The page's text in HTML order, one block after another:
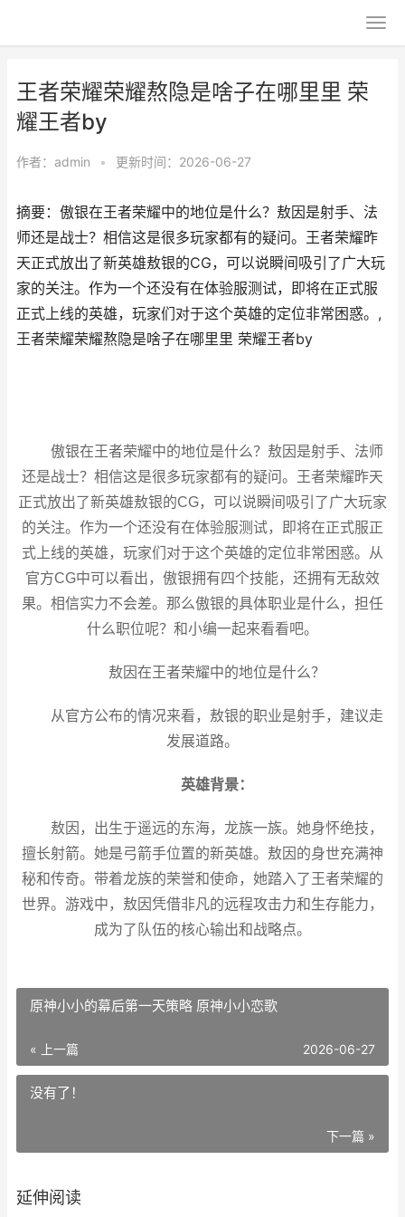
王者荣耀荣耀熬隐是啥子在哪里里 荣
耀王者by
作者： admin • 更新时间：2026-06-27
摘要：傲银在王者荣耀中的地位是什么？敖因是射手、法
师还是战士？相信这是很多玩家都有的疑问。王者荣耀昨
天正式放出了新英雄敖银的CG，可以说瞬间吸引了广大玩
家的关注。作为一个还没有在体验服测试，即将在正式服
正式上线的英雄，玩家们对于这个英雄的定位非常困惑。,
王者荣耀荣耀熬隐是啥子在哪里里 荣耀王者by
傲银在王者荣耀中的地位是什么？敖因是射手、法师
还是战士？相信这是很多玩家都有的疑问。王者荣耀昨天
正式放出了新英雄敖银的CG，可以说瞬间吸引了广大玩家
的关注。作为一个还没有在体验服测试，即将在正式服正
式上线的英雄，玩家们对于这个英雄的定位非常困惑。从
官方CG中可以看出，傲银拥有四个技能，还拥有无敌效
果。相信实力不会差。那么傲银的具体职业是什么，担任
什么职位呢？和小编一起来看看吧。
敖因在王者荣耀中的地位是什么？
从官方公布的情况来看，敖银的职业是射手，建议走
发展道路。
英雄背景：
敖因，出生于遥远的东海，龙族一族。她身怀绝技，
擅长射箭。她是弓箭手位置的新英雄。敖因的身世充满神
秘和传奇。带着龙族的荣誉和使命，她踏入了王者荣耀的
世界。游戏中，敖因凭借非凡的远程攻击力和生存能力，
成为了队伍的核心输出和战略点。
原神小小的幕后第一天策略 原神小小恋歌
« 上一篇 2026-06-27
没有了！
下一篇 »
延伸阅读